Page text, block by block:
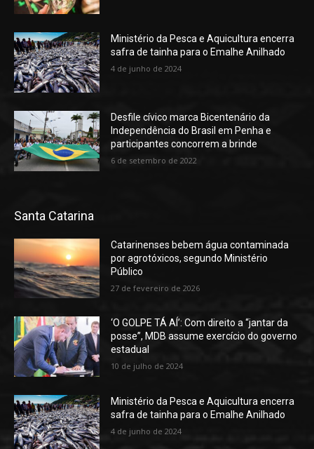
Ministério da Pesca e Aquicultura encerra
safra de tainha para o Emalhe Anilhado
4 de junho de 2024
Desfile cívico marca Bicentenário da
Independência do Brasil em Penha e
participantes concorrem a brinde
6 de setembro de 2022
Santa Catarina
Catarinenses bebem água contaminada
por agrotóxicos, segundo Ministério
Público
27 de fevereiro de 2026
‘O GOLPE TÁ AÍ’: Com direito a “jantar da
posse”, MDB assume exercício do governo
estadual
10 de julho de 2024
Ministério da Pesca e Aquicultura encerra
safra de tainha para o Emalhe Anilhado
4 de junho de 2024